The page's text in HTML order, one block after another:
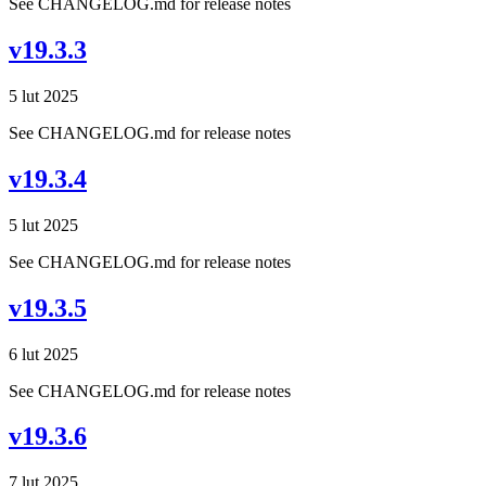
See CHANGELOG.md for release notes
v19.3.3
5 lut 2025
See CHANGELOG.md for release notes
v19.3.4
5 lut 2025
See CHANGELOG.md for release notes
v19.3.5
6 lut 2025
See CHANGELOG.md for release notes
v19.3.6